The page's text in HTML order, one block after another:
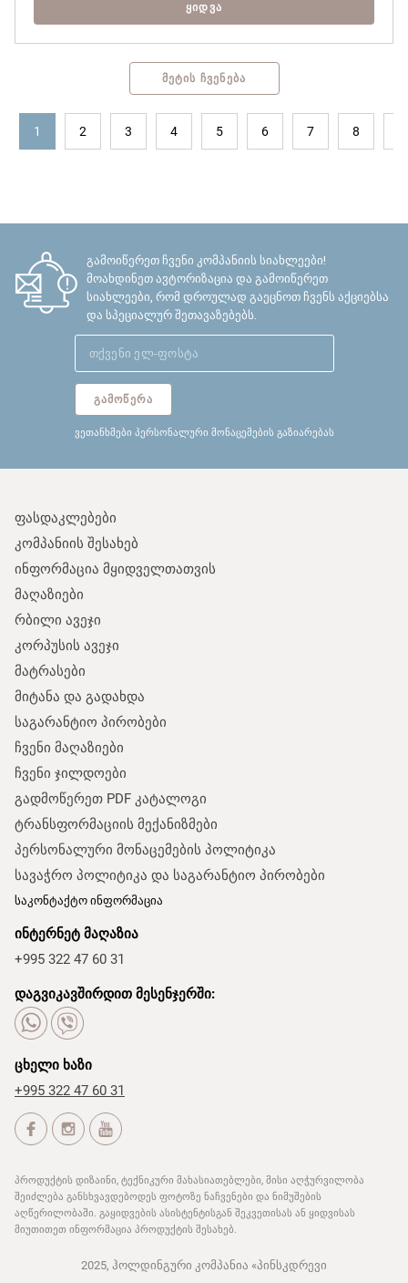
ᲧᲘᲓᲕᲐ
ᲛᲔᲢᲘᲡ ᲩᲕᲔᲜᲔᲑᲐ
<
1 2 3 4 5 6 7 8
გამოიწერეთ ჩვენი კომპანიის სიახლეები!
მოახდინეთ ავტორიზაცია და გამოიწერეთ
სიახლეები, რომ დროულად გაეცნოთ ჩვენს აქციებსა
და სპეციალურ შეთავაზებებს.
ᲒᲐᲛᲝᲬᲔᲠᲐ
ვეთანხმები პერსონალური მონაცემების გაზიარებას
ფასდაკლებები
კომპანიის შესახებ
ინფორმაცია მყიდველთათვის
მაღაზიები
რბილი ავეჯი
კორპუსის ავეჯი
მატრასები
მიტანა და გადახდა
საგარანტიო პირობები
ჩვენი მაღაზიები
ჩვენი ჯილდოები
გადმოწერეთ PDF კატალოგი
ტრანსფორმაციის მექანიზმები
პერსონალური მონაცემების პოლიტიკა
სავაჭრო პოლიტიკა და საგარანტიო პირობები
საკონტაქტო ინფორმაცია
ინტერნეტ მაღაზია
+995 322 47 60 31
დაგვიკავშირდით მესენჯერში:
ცხელი ხაზი
+995 322 47 60 31
პროდუქტის დიზაინი, ტექნიკური მახასიათებლები, მისი აღჭურვილობა
შეიძლება განსხვავდებოდეს ფოტოზე ნაჩვენები და ნიმუშების
აღწერილობაში. გაყიდვების ასისტენტისგან შეკვეთისას ან ყიდვისას
მიუთითეთ ინფორმაცია პროდუქტის შესახებ.
2025, ჰოლდინგური კომპანია «პინსკდრევი